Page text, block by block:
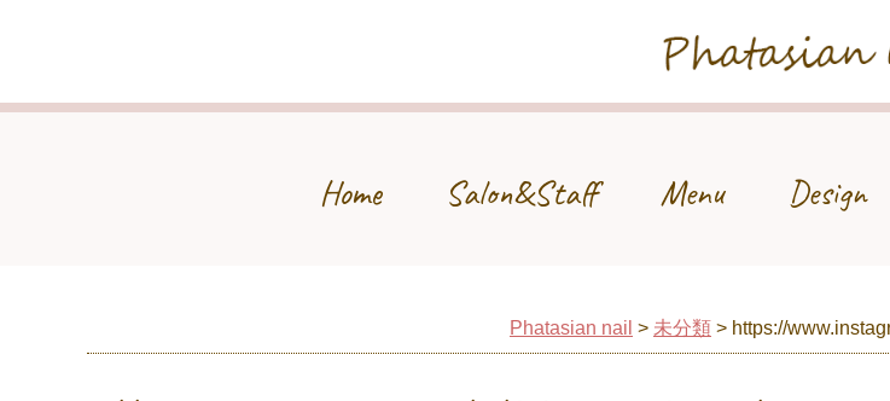
Phatasian
Home Salon&Staff Menu Design
Phatasian nail > 未分類 > https://